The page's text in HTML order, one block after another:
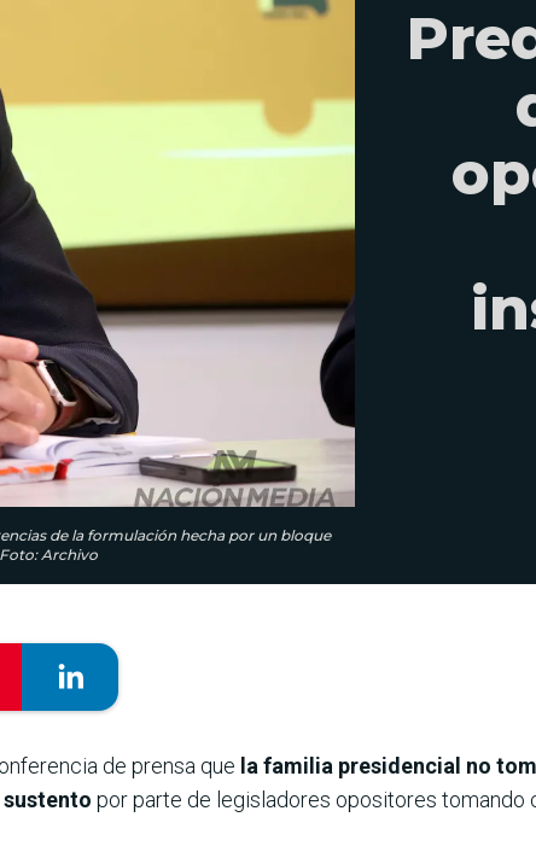
de la formulación hecha por un bloque
Archivo
de prensa que la familia presidencial no
sustento por parte de legisladores opositores tomando